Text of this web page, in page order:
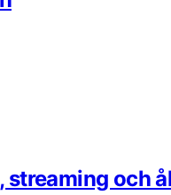
streaming och